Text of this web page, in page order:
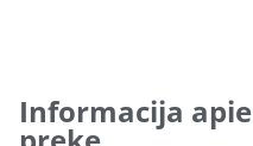
Informacija apie